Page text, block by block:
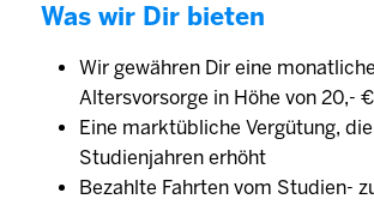
Was wir Dir bieten
Wir gewähren Dir eine
Altersvorsorge in Höhe von 20,- €
Eine marktübliche Vergütung,
Studienjahren erhöht
Bezahlte Fahrten vom Studien-